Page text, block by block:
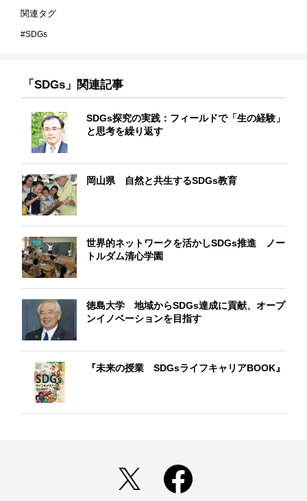
関連タグ
SDGs
「SDGs」関連記事
SDGs探究の実践：フィールドで「生の経験」
と思考を繰り返す
岡山県 自然と共生するSDGs教育
世界的ネットワークを活かしSDGs推進 ノー
トルダム清心学園
徳島大学 地域からSDGs達成に貢献、オープ
ンイノベーションを目指す
『未来の授業 SDGsライフキャリアBOOK』